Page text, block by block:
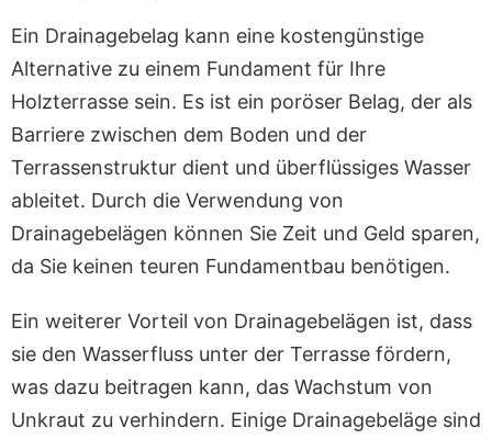
Ein Drainagebelag kann eine kostengünstige
Alternative zu einem Fundament für Ihre
Holzterrasse sein. Es ist ein poröser Belag, der als
Barriere zwischen dem Boden und der
Terrassenstruktur dient und überflüssiges Wasser
ableitet. Durch die Verwendung von
Drainagebelägen können Sie Zeit und Geld sparen,
da Sie keinen teuren Fundamentbau benötigen.
Ein weiterer Vorteil von Drainagebelägen ist, dass
sie den Wasserfluss unter der Terrasse fördern,
was dazu beitragen kann, das Wachstum von
Unkraut zu verhindern. Einige Drainagebeläge sind